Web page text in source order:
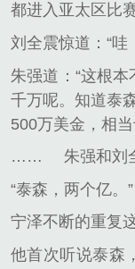
都进入亚太区比
刘全震惊道：“哇
朱强道：“这根
千万呢。知道泰
500万美金，相
……
朱强和刘
“泰森，两个亿。”
宁泽不断的重复
他首次听说泰森